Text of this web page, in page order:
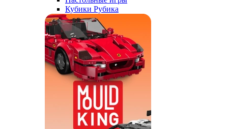
Кубики Рубика